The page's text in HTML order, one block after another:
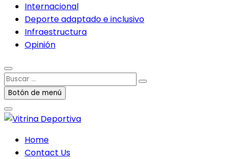
Internacional
Deporte adaptado e inclusivo
Infraestructura
Opinión
Buscar
…Botón de menú
Home
Contact Us